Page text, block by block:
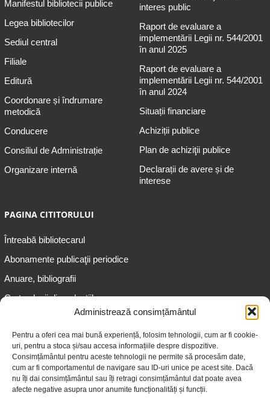
Administrează consimțământul
Pentru a oferi cea mai bună experiență, folosim tehnologii, cum ar fi cookie-
uri, pentru a stoca și/sau accesa informațiile despre dispozitive.
Consimțământul pentru aceste tehnologii ne permite să procesăm date,
cum ar fi comportamentul de navigare sau ID-uri unice pe acest site. Dacă
nu îți dai consimțământul sau îți retragi consimțământul dat poate avea
afecte negative asupra unor anumite funcționalități și funcții.
Manifestul bibliotecii publice
Legea bibliotecilor
Sediul central
Filiale
Editură
Coordonare și îndrumare
metodică
Conducere
Consiliul de Administrație
Organizare internă
interes public
Raport de evaluare a
implementării Legii nr. 544/2001
în anul 2025
Raport de evaluare a
implementării Legii nr. 544/2001
în anul 2024
Situații financiare
Achiziții publice
Plan de achiziţii publice
Declarații de avere și de
interese
PAGINA CITITORULUI
Întreabă bibliotecarul
Abonamente publicaţii periodice
Anuare, bibliografii
Cartea lunii din colecțiile
Informații pentru adolescenți
Informații pentru adulți
Informații pentru seniori